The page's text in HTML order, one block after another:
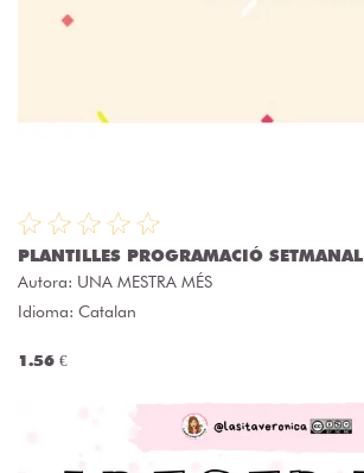
PLANTILLES PROGRAMACIÓ SETMANAL
Autora: UNA MESTRA MÉS
Idioma: Catalan
1.56 €